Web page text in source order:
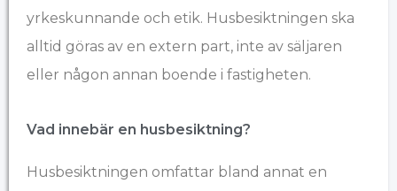
yrkeskunnande och etik. Husbesiktningen ska
alltid göras av en extern part, inte av säljaren
eller någon annan boende i fastigheten.
Vad innebär en husbesiktning?
Husbesiktningen omfattar bland annat en